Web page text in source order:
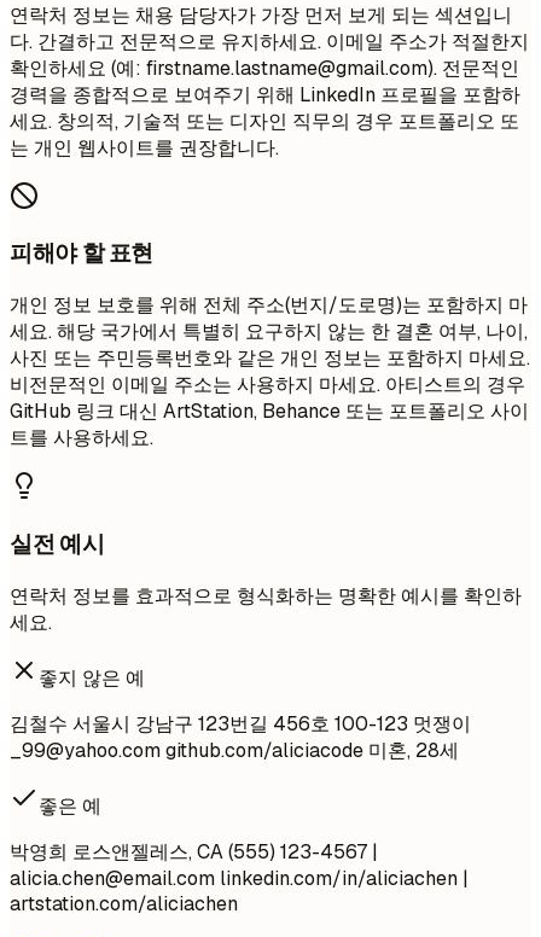
연락처 정보는 채용 담당자가 가장 먼저 보게 되는 섹션입니
다. 간결하고 전문적으로 유지하세요. 이메일 주소가 적절한지
확인하세요 (예: firstname.lastname@gmail.com). 전문적인
경력을 종합적으로 보여주기 위해 LinkedIn 프로필을 포함하
세요. 창의적, 기술적 또는 디자인 직무의 경우 포트폴리오 또
는 개인 웹사이트를 권장합니다.
피해야 할 표현
개인 정보 보호를 위해 전체 주소(번지/도로명)는 포함하지 마
세요. 해당 국가에서 특별히 요구하지 않는 한 결혼 여부, 나이,
사진 또는 주민등록번호와 같은 개인 정보는 포함하지 마세요.
비전문적인 이메일 주소는 사용하지 마세요. 아티스트의 경우
GitHub 링크 대신 ArtStation, Behance 또는 포트폴리오 사이
트를 사용하세요.
실전 예시
연락처 정보를 효과적으로 형식화하는 명확한 예시를 확인하
세요.
좋지 않은 예
김철수 서울시 강남구 123번길 456호 100-123 멋쟁이
_99@yahoo.comgithub.com/aliciacode 미혼, 28세
좋은 예
박영희 로스앤젤레스, CA (555) 123-4567 |
alicia.chen@email.com linkedin.com/in/aliciachen |
artstation.com/aliciachen